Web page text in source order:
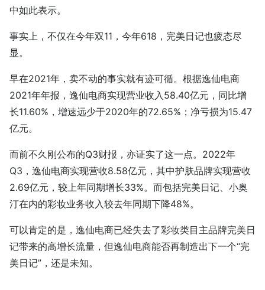
中如此表示。
事实上，不仅在今年双11，今年618，完美日记也疲态尽
显。
早在2021年，卖不动的事实就有迹可循。根据逸仙电商
2021年年报，逸仙电商实现营业收入58.40亿元，同比增
长11.60%，增速远少于2020年的72.65%；净亏损为15.47
亿元。
而前不久刚公布的Q3财报，亦证实了这一点。2022年
Q3，逸仙电商实现营收8.58亿元，其中护肤品牌实现营收
2.69亿元，较上年同期增长33%。而包括完美日记、小奥
汀在内的彩妆业务收入较去年同期下降48%。
可以肯定的是，逸仙电商已经失去了彩妆类目主品牌完美日
记带来的高增长流量，但逸仙电商能否再制造出下一个“完
美日记”，还是未知。